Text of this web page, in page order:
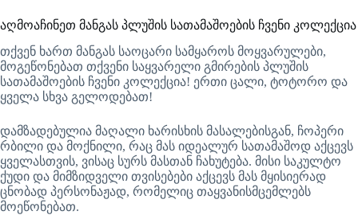
აღმოაჩინეთ მანგას პლუშის სათამაშოების ჩვენი კოლექცია
თქვენ ხართ მანგას საოცარი სამყაროს მოყვარულები,
მოგეწონებათ თქვენი საყვარელი გმირების პლუშის
სათამაშოების ჩვენი კოლექცია! ერთი ცალი, ტოტორო და
ყველა სხვა გელოდებათ!
დამზადებულია მაღალი ხარისხის მასალებისგან, ჩოპერი
რბილი და მოქნილი, რაც მას იდეალურ სათამაშოდ აქცევს
ყველასთვის, ვისაც სურს მასთან ჩახუტება. მისი საკულტო
ქუდი და მიმზიდველი თვისებები აქცევს მას მყისიერად
ცნობად პერსონაჟად, რომელიც თაყვანისმცემლებს
მოეწონებათ.